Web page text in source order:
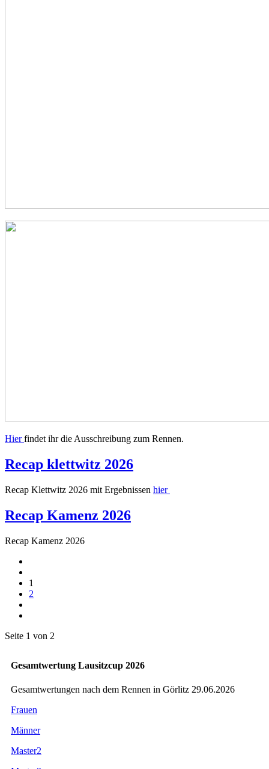
Hierfindet ihr die Ausschreibung zum Rennen.
Recap klettwitz 2026
Recap Klettwitz 2026 mit Ergebnissen hier
Recap Kamenz 2026
Recap Kamenz 2026
1
2
Seite 1 von 2
Gesamtwertung Lausitzcup 2026
Gesamtwertungen nach dem Rennen in Görlitz 29.06.2026
Frauen
Männer
Master2